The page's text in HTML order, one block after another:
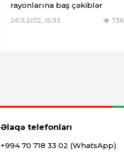
rayonlarına baş çəkiblər
26.11.2012, 15:33 736
Əlaqə telefonları
+994 70 718 33 02 (WhatsApp)